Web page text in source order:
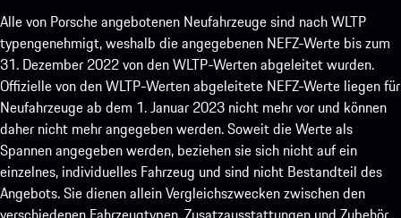
Alle von Porsche angebotenen Neufahrzeuge sind nach WLTP
typengenehmigt, weshalb die angegebenen NEFZ-Werte bis zum
31. Dezember 2022 von den WLTP-Werten abgeleitet wurden.
Offizielle von den WLTP-Werten abgeleitete NEFZ-Werte liegen für
Neufahrzeuge ab dem 1. Januar 2023 nicht mehr vor und können
daher nicht mehr angegeben werden. Soweit die Werte als
Spannen angegeben werden, beziehen sie sich nicht auf ein
einzelnes, individuelles Fahrzeug und sind nicht Bestandteil des
Angebots. Sie dienen allein Vergleichszwecken zwischen den